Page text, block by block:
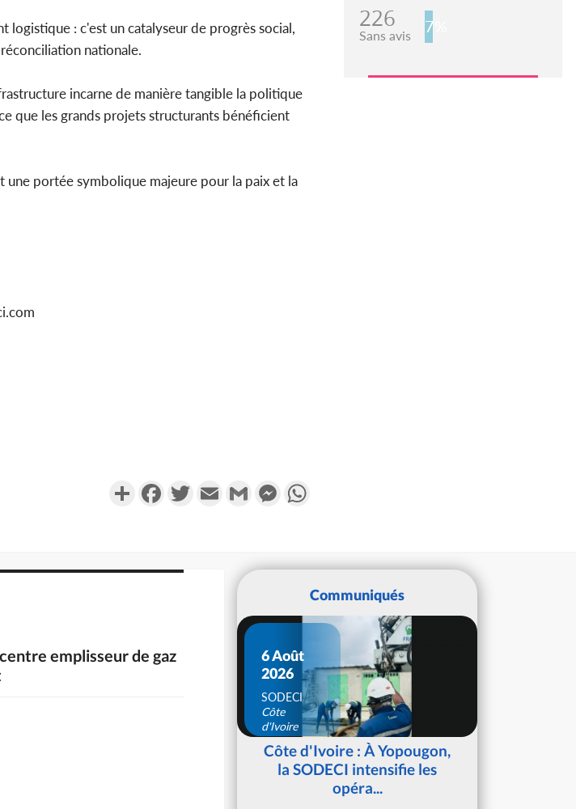
logistique : c'est un catalyseur de progrès social,
nationale.
incarne de manière tangible la politique
que les grands projets structurants bénéficient
portée symbolique majeure pour la paix et la
PartagerFacebookTwitterEmail Gmail Messenger
226
Sans avis 7%
emplisseur de gaz
Communiqués
6 Août
2026
SODECI
Côte
d'Ivoire
Côte d'Ivoire : À Yopougon,
la SODECI intensifie les
opéra...